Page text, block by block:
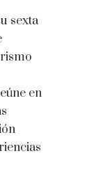
sexta
en